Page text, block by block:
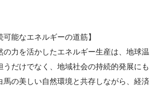
可能なエネルギーの道筋】
の力を活かしたエネルギー生産は、地球温
うだけでなく、地域社会の持続的発展にも
馬の美しい自然環境と共存しながら、経済